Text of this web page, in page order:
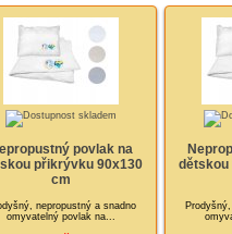
povlak na
přikrývku 90x130
cm
nepropustný a snadno
omyvatelný povlak na...
dětskou